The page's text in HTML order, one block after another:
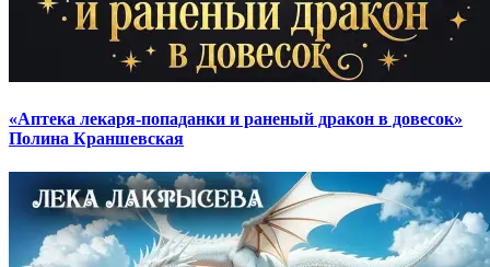
«Аптека лекаря-попаданки и раненый дракон в довесок»
Полина Краншевская